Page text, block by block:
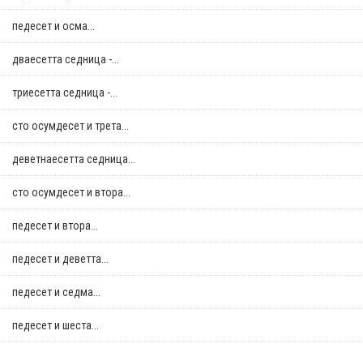
педесет и осма...
дваесетта седница -...
триесетта седница -...
сто осумдесет и трета...
деветнаесетта седница...
сто осумдесет и втора...
педесет и втора...
педесет и деветта...
педесет и седма...
педесет и шеста...